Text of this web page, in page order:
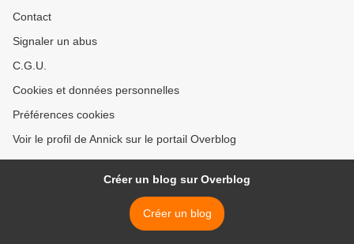
Contact
Signaler un abus
C.G.U.
Cookies et données personnelles
Préférences cookies
Voir le profil de Annick sur le portail Overblog
Créer un blog sur Overblog
Créer un blog